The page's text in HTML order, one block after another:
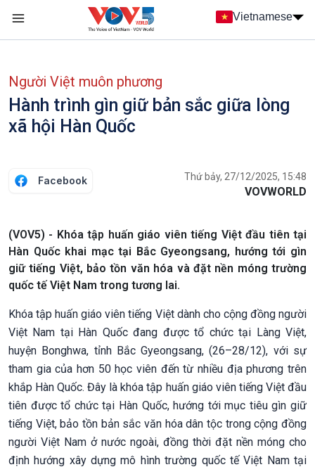
Nhảy đến nội dung
Vietnamese
Người Việt muôn phương
Hành trình gìn giữ bản sắc giữa lòng
xã hội Hàn Quốc
Facebook Thứ bảy, 27/12/2025, 15:48
VOVWORLD
(VOV5) - Khóa tập huấn giáo viên tiếng Việt đầu tiên tại
Hàn Quốc khai mạc tại Bắc Gyeongsang, hướng tới gìn
giữ tiếng Việt, bảo tồn văn hóa và đặt nền móng trường
quốc tế Việt Nam trong tương lai.
Khóa tập huấn giáo viên tiếng Việt dành cho cộng đồng người
Việt Nam tại Hàn Quốc đang được tổ chức tại Làng Việt,
huyện Bonghwa, tỉnh Bắc Gyeongsang, (26–28/12), với sự
tham gia của hơn 50 học viên đến từ nhiều địa phương trên
khắp Hàn Quốc. Đây là khóa tập huấn giáo viên tiếng Việt đầu
tiên được tổ chức tại Hàn Quốc, hướng tới mục tiêu gìn giữ
tiếng Việt, bảo tồn bản sắc văn hóa dân tộc trong cộng đồng
người Việt Nam ở nước ngoài, đồng thời đặt nền móng cho
định hướng xây dựng mô hình trường quốc tế Việt Nam tại